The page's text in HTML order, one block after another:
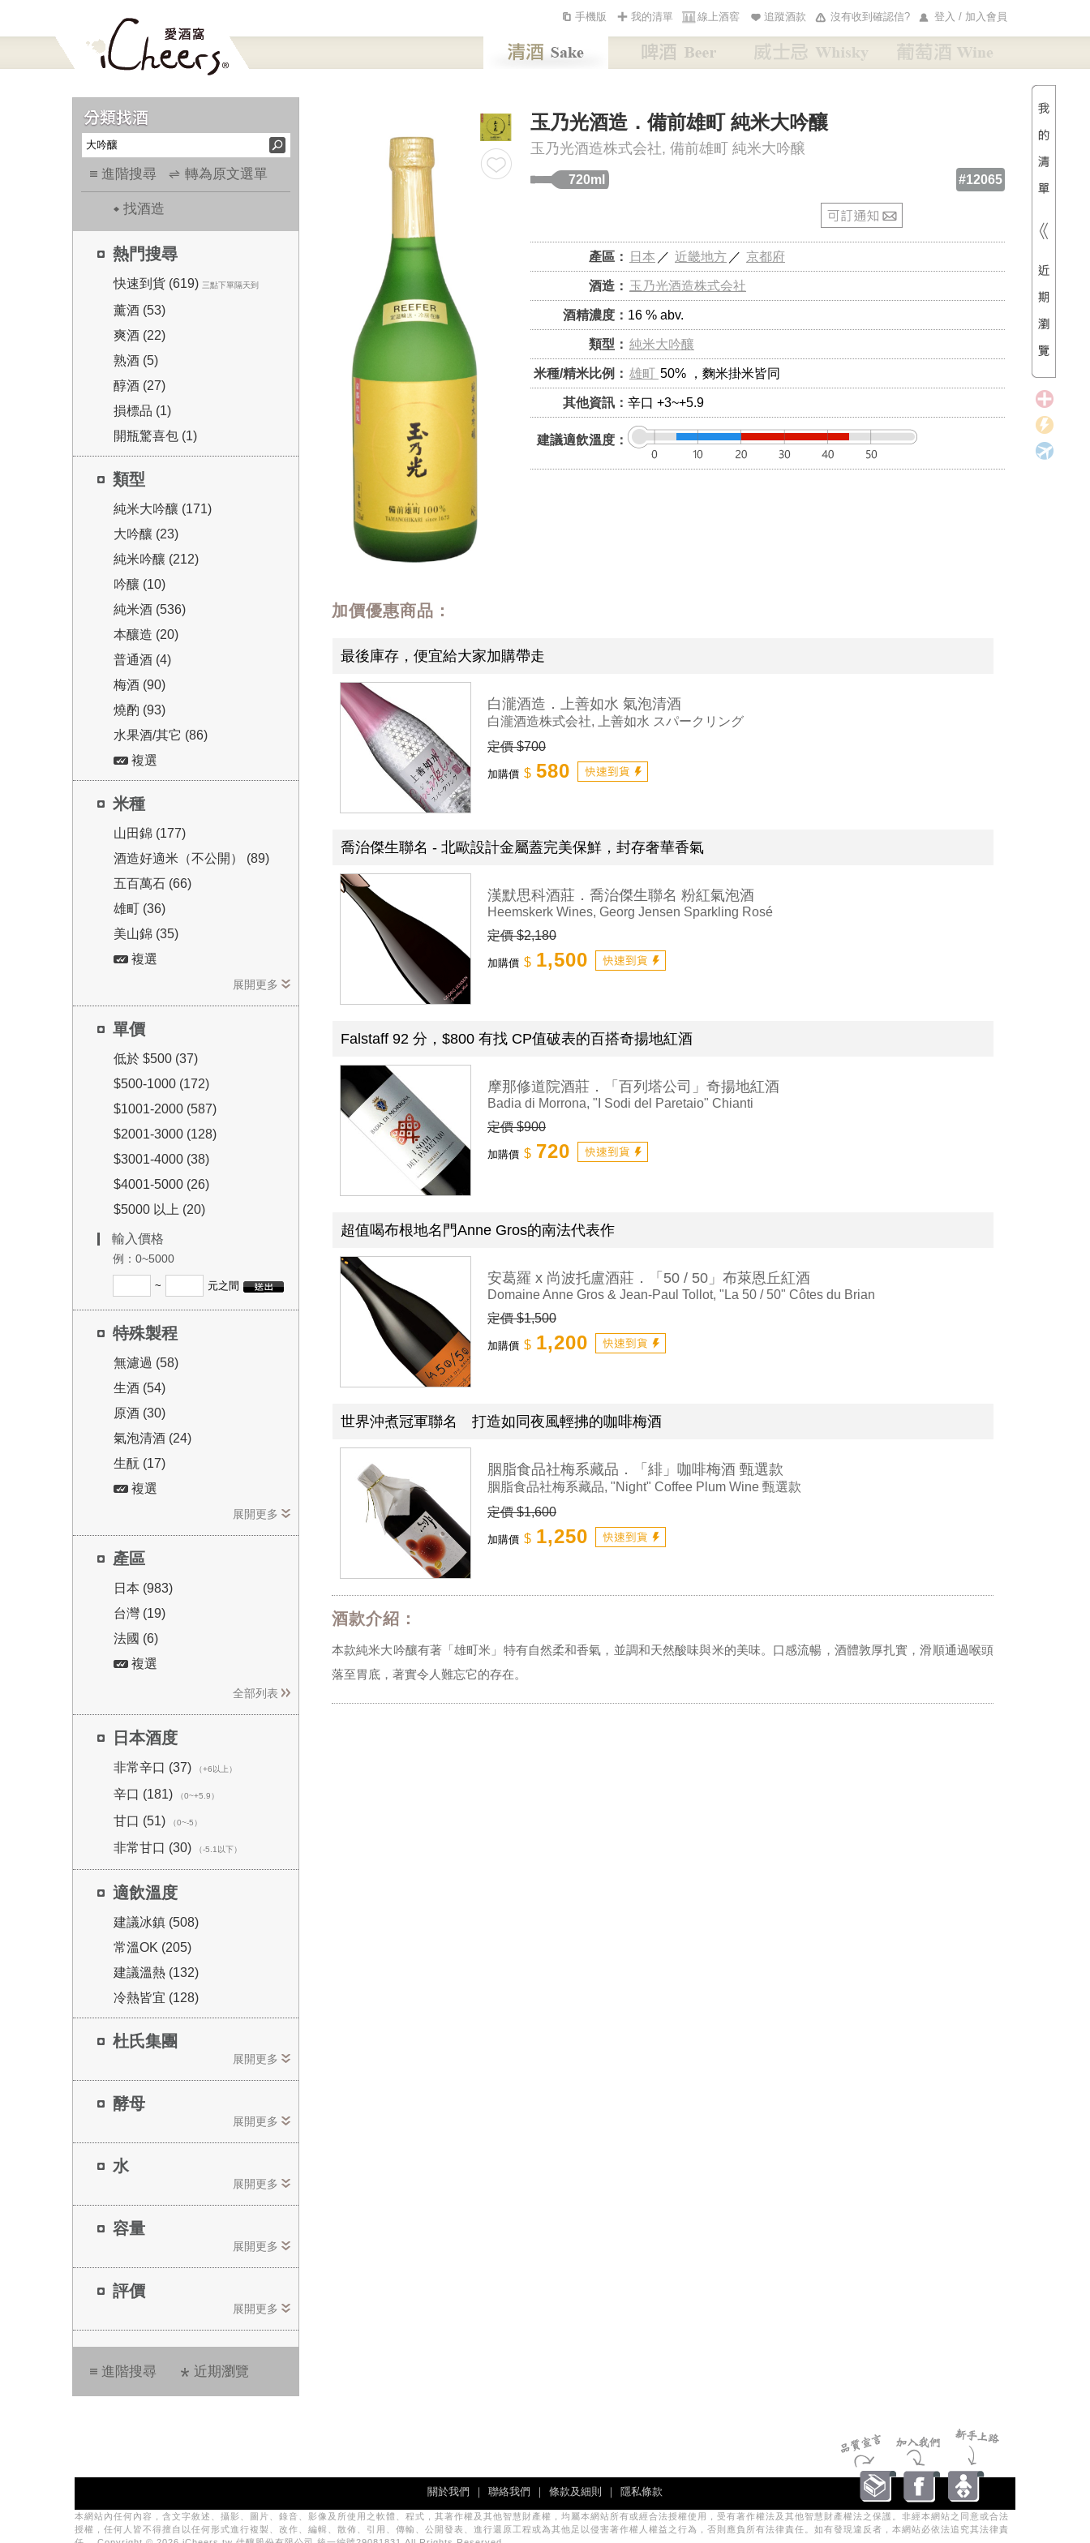
登入 / 加入會員
沒有收到確認信?
追蹤酒款
線上酒窖
我的清單
手機版
進階搜尋 轉為原文選單
找酒造
熱門搜尋
快速到貨 (619) 三點下單隔天到
薰酒 (53)
爽酒 (22)
熟酒 (5)
醇酒 (27)
損標品 (1)
開瓶驚喜包 (1)
類型
純米大吟釀 (171)
大吟釀 (23)
純米吟釀 (212)
吟釀 (10)
純米酒 (536)
本釀造 (20)
普通酒 (4)
梅酒 (90)
燒酌 (93)
水果酒/其它 (86)
複選
米種
山田錦 (177)
酒造好適米（不公開） (89)
五百萬石 (66)
雄町 (36)
美山錦 (35)
複選
展開更多
單價
低於 $500 (37)
$500-1000 (172)
$1001-2000 (587)
$2001-3000 (128)
$3001-4000 (38)
$4001-5000 (26)
$5000 以上 (20)
輸入價格
例：0~5000
~ 元之間
特殊製程
無濾過 (58)
生酒 (54)
原酒 (30)
氣泡清酒 (24)
生酛 (17)
複選
展開更多
產區
日本 (983)
台灣 (19)
法國 (6)
複選
全部列表
日本酒度
非常辛口 (37) （+6以上）
辛口 (181) （0~+5.9）
甘口 (51) （0~-5）
非常甘口 (30) （-5.1以下）
適飲溫度
建議冰鎮 (508)
常溫OK (205)
建議溫熱 (132)
冷熱皆宜 (128)
杜氏集團
展開更多
酵母
展開更多
水
展開更多
容量
展開更多
評價
展開更多
進階搜尋 近期瀏覽
玉乃光酒造．備前雄町 純米大吟釀
玉乃光酒造株式会社, 備前雄町 純米大吟醸
720ml #12065
產區： 日本 ／ 近畿地方 ／ 京都府
酒造： 玉乃光酒造株式会社
酒精濃度： 16 % abv.
類型： 純米大吟釀
米種/精米比例： 雄町 50% ，麴米掛米皆同
其他資訊： 辛口 +3~+5.9
建議適飲溫度：
加價優惠商品：
最後庫存，便宜給大家加購帶走
白瀧酒造．上善如水 氣泡清酒
白瀧酒造株式会社, 上善如水 スパークリング
定價 $700
加購價 $ 580
喬治傑生聯名 - 北歐設計金屬蓋完美保鮮，封存奢華香氣
漢默思科酒莊．喬治傑生聯名 粉紅氣泡酒
Heemskerk Wines, Georg Jensen Sparkling Rosé
定價 $2,180
加購價 $ 1,500
Falstaff 92 分，$800 有找 CP值破表的百搭奇揚地紅酒
摩那修道院酒莊．「百列塔公司」奇揚地紅酒
Badia di Morrona, "I Sodi del Paretaio" Chianti
定價 $900
加購價 $ 720
超值喝布根地名門Anne Gros的南法代表作
安葛羅 x 尚波托盧酒莊．「50 / 50」布萊恩丘紅酒
Domaine Anne Gros & Jean-Paul Tollot, "La 50 / 50" Côtes du Brian
定價 $1,500
加購價 $ 1,200
世界沖煮冠軍聯名 打造如同夜風輕拂的咖啡梅酒
胭脂食品社梅系藏品．「緋」咖啡梅酒 甄選款
胭脂食品社梅系藏品, "Night" Coffee Plum Wine 甄選款
定價 $1,600
加購價 $ 1,250
酒款介紹：
本款純米大吟釀有著「雄町米」特有自然柔和香氣，並調和天然酸味與米的美味。口感流暢，酒體敦厚扎實，滑順通過喉頭
落至胃底，著實令人難忘它的存在。
關於我們 ｜ 聯絡我們 ｜ 條款及細則 ｜ 隱私條款
本網站內任何內容，含文字敘述、攝影、圖片、錄音、影像及所使用之軟體、程式，其著作權及其他智慧財產權，均屬本網站所有或經合法授權使用，受有著作權法及其他智慧財產權法之保護。非經本網站之同意或合法
授權，任何人皆不得擅自以任何形式進行複製、改作、編輯、散佈、引用、傳輸、公開發表、進行還原工程或為其他足以侵害著作權人權益之行為，否則應負所有法律責任。如有發現違反者，本網站必依法追究其法律責